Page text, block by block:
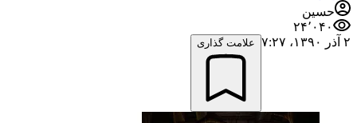
حسین
۲۴٬۰۴۰
۲ آذر ۱۳۹۰،‏ ۷:۲۷
علامت گذاری